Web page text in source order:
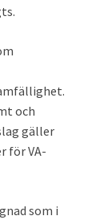
och
gäller
för VA-
som i